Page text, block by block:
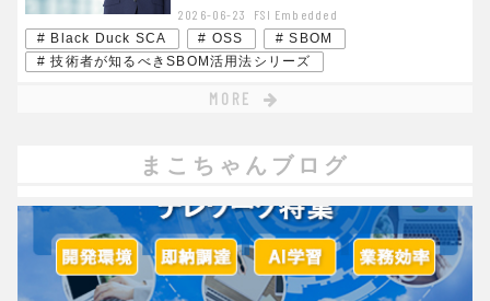
2026-06-23
FSI Embedded
# Black Duck SCA
# OSS
# SBOM
# 技術者が知るべきSBOM活用法シリーズ
MORE
まこちゃんブログ